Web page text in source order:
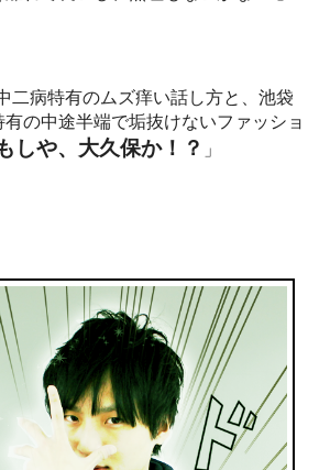
二病特有のムズ痒い話し方と、池袋
有の中途半端で垢抜けないファッショ
しや、大久保か！？ 」